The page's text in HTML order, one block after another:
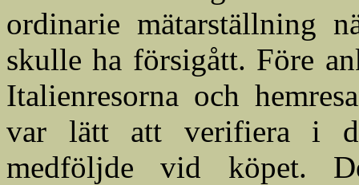
ordinarie mätarställning
skulle ha försigått. Före
Italienresorna och
var lätt att verifiera i
medföljde vid köpet.